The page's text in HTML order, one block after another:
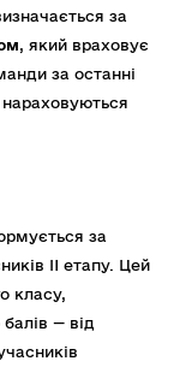
за
, який враховує
за останні
за
II етапу. Цей
класу,
— від